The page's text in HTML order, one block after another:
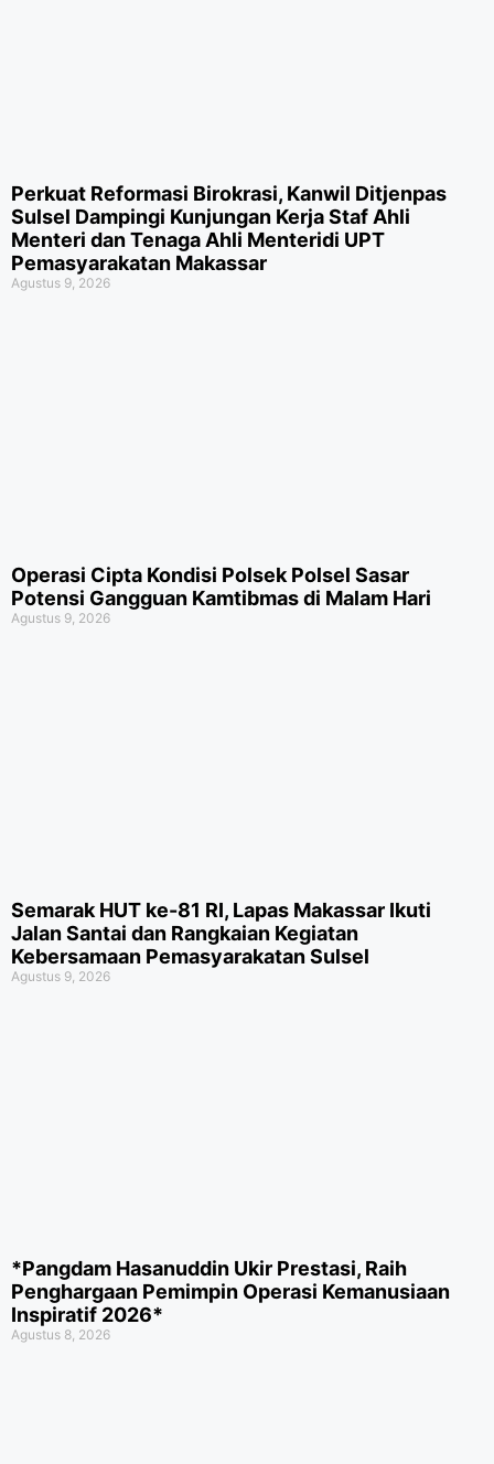
Perkuat Reformasi Birokrasi, Kanwil Ditjenpas
Sulsel Dampingi Kunjungan Kerja Staf Ahli
Menteri dan Tenaga Ahli Menteridi UPT
Pemasyarakatan Makassar
Agustus 9, 2026
Operasi Cipta Kondisi Polsek Polsel Sasar
Potensi Gangguan Kamtibmas di Malam Hari
Agustus 9, 2026
Semarak HUT ke-81 RI, Lapas Makassar Ikuti
Jalan Santai dan Rangkaian Kegiatan
Kebersamaan Pemasyarakatan Sulsel
Agustus 9, 2026
*Pangdam Hasanuddin Ukir Prestasi, Raih
Penghargaan Pemimpin Operasi Kemanusiaan
Inspiratif 2026*
Agustus 8, 2026